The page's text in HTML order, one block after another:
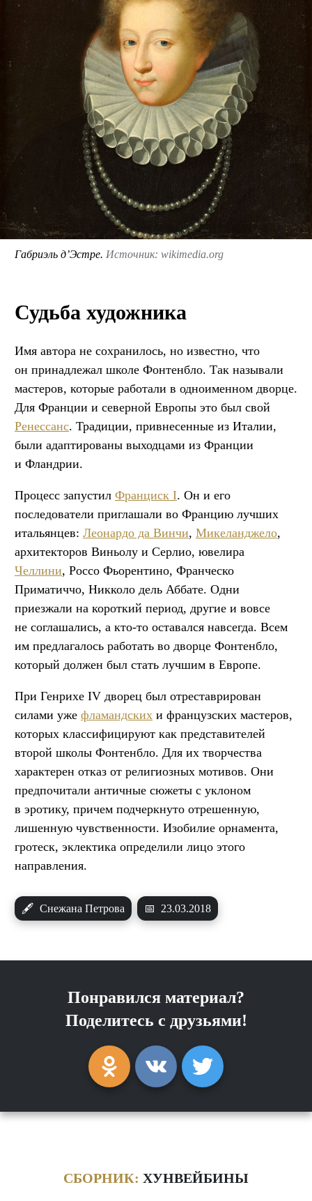
Габриэль д’Эстре. Источник: wikimedia.org
Судьба художника
Имя автора не сохранилось, но известно, что
он принадлежал школе Фонтенбло. Так называли
мастеров, которые работали в одноименном дворце.
Для Франции и северной Европы это был свой
Ренессанс. Традиции, привнесенные из Италии,
были адаптированы выходцами из Франции
и Фландрии.
Процесс запустил Франциск I. Он и его
последователи приглашали во Францию лучших
итальянцев: Леонардо да Винчи, Микеланджело,
архитекторов Виньолу и Серлио, ювелира
Челлини, Россо Фьорентино, Франческо
Приматиччо, Никколо дель Аббате. Одни
приезжали на короткий период, другие и вовсе
не соглашались, а кто-то оставался навсегда. Всем
им предлагалось работать во дворце Фонтенбло,
который должен был стать лучшим в Европе.
При Генрихе IV дворец был отреставрирован
силами уже фламандских и французских мастеров,
которых классифицируют как представителей
второй школы Фонтенбло. Для их творчества
характерен отказ от религиозных мотивов. Они
предпочитали античные сюжеты с уклоном
в эротику, причем подчеркнуто отрешенную,
лишенную чувственности. Изобилие орнамента,
гротеск, эклектика определили лицо этого
направления.
🖋 Снежана Петрова 📅 23.03.2018
Понравился материал?
Поделитесь с друзьями!
СБОРНИК: ХУНВЕЙБИНЫ